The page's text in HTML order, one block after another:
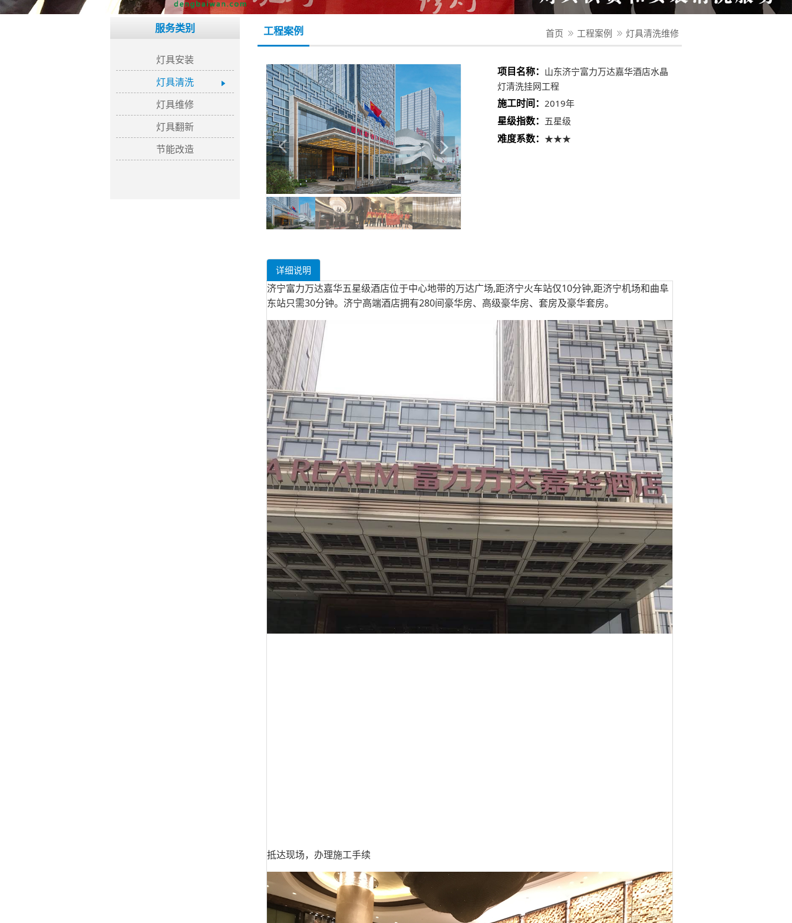
服务类别
灯具安装
灯具清洗
灯具维修
灯具翻新
节能改造
工程案例 首页 工程案例 灯具清洗维修
项目名称： 山东济宁富力万达嘉华酒店水晶
灯清洗挂网工程
施工时间： 2019年
星级指数： 五星级
难度系数： ★★★
详细说明
济宁富力万达嘉华五星级酒店位于中心地带的万达广场,距济宁火车站仅10分钟,距济宁机场和曲阜
东站只需30分钟。济宁高端酒店拥有280间豪华房、高级豪华房、套房及豪华套房。
抵达现场，办理施工手续